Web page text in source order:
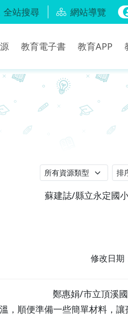
全站搜尋 網站導覽
教育電子書 教育APP
蘇建誌/縣立永定國
修改日期
鄭惠娟/市立頂溪
，順便準備一些簡單材料，讓